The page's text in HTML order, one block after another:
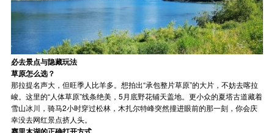
必去景点与隐藏玩法
草原怎么选？
那拉提名声大，但旺季人比羊多。想拍出“承包整片草原”的大片，不妨去喀拉
峻。这里的“人体草原”线条绝美，5月底野花铺天盖地。更小众的夏塔古道藏着
雪山冰川，骑马2小时穿过松林，木扎尔特峰突然撞进眼前的那一刻，你会庆
幸没去网红景点挤人头。